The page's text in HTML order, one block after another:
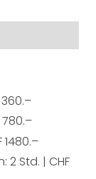
1480.–
2 Std. | CHF